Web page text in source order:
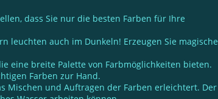
dass Sie nur die besten Farben für Ihre
leuchten auch im Dunkeln! Erzeugen Sie magische
eine breite Palette von Farbmöglichkeiten bieten.
Farben zur Hand.
Mischen und Auftragen der Farben erleichtert. Der